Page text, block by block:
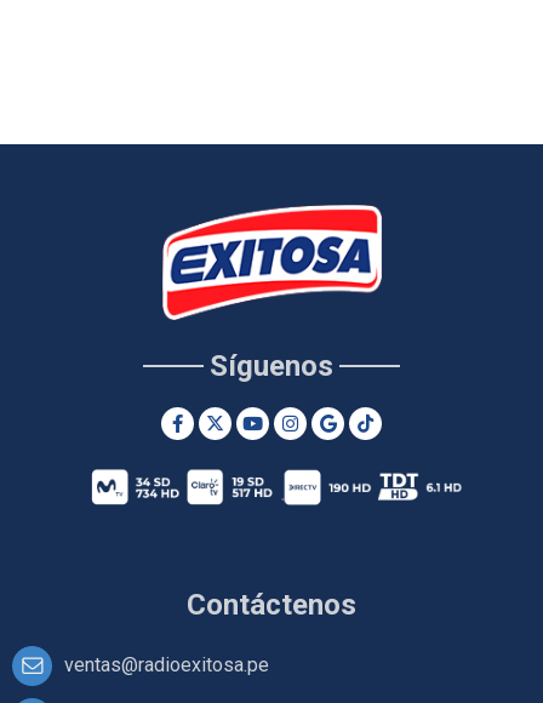
Contáctenos
ventas@radioexitosa.pe
Síguenos